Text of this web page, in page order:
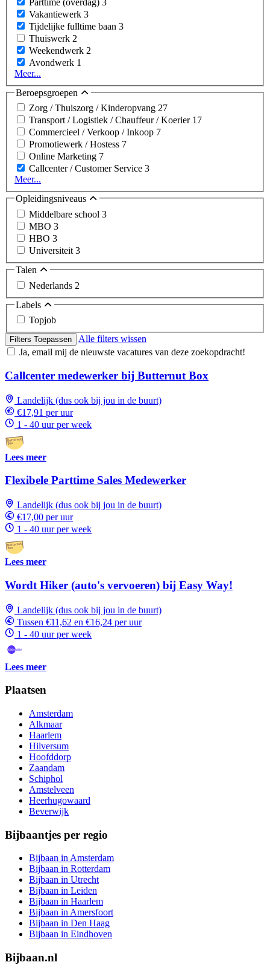
Vakantiewerk 3
Tijdelijke fulltime baan 3
Thuiswerk 2
Weekendwerk 2
Avondwerk 1
Meer...
Beroepsgroepen
Zorg / Thuiszorg / Kinderopvang 27
Transport / Logistiek / Chauffeur / Koerier 17
Commercieel / Verkoop / Inkoop 7
Promotiewerk / Hostess 7
Online Marketing 7
Callcenter / Customer Service 3
Meer...
Opleidingsniveaus
Middelbare school 3
MBO 3
HBO 3
Universiteit 3
Talen
Nederlands 2
Labels
Topjob
Filters Toepassen
Alle filters wissen
Ja, email mij de nieuwste vacatures van deze zoekopdracht!
Callcenter medewerker bij Butternut Box
Landelijk (dus ook bij jou in de buurt)
€17,91 per uur
1 - 40 uur per week
Lees meer
Flexibele Parttime Sales Medewerker
Landelijk (dus ook bij jou in de buurt)
€17,00 per uur
1 - 40 uur per week
Lees meer
Wordt Hiker (auto's vervoeren) bij Easy Way!
Landelijk (dus ook bij jou in de buurt)
Tussen €11,62 en €16,24 per uur
1 - 40 uur per week
Lees meer
Plaatsen
Amsterdam
Alkmaar
Haarlem
Hilversum
Hoofddorp
Zaandam
Schiphol
Amstelveen
Heerhugowaard
Beverwijk
Bijbaantjes per regio
Bijbaan in Amsterdam
Bijbaan in Rotterdam
Bijbaan in Utrecht
Bijbaan in Leiden
Bijbaan in Haarlem
Bijbaan in Amersfoort
Bijbaan in Den Haag
Bijbaan in Eindhoven
Bijbaan.nl